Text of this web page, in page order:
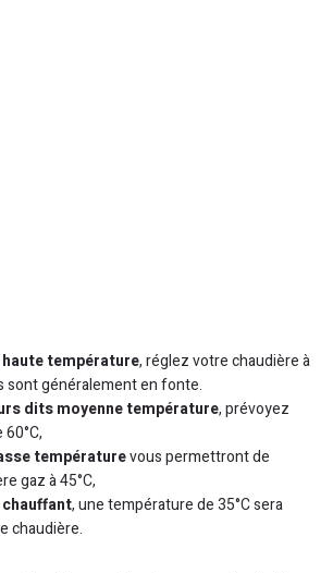
température, réglez votre chaudière à
sont généralement en fonte.
dits moyenne température, prévoyez
températurevous permettront de
gaz à 45°C,
, une température de 35°C sera
chaudière.